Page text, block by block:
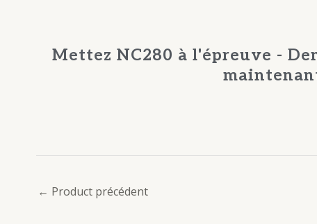
Mettez NC280 à l'épreuve -
← Product précédent